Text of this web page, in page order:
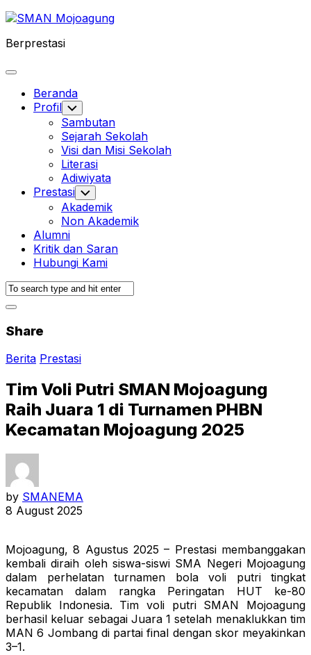
Skip
content
Berprestasi
Expand
Beranda
Profil Toggle
Child
Menu
Sambutan
Sejarah Sekolah
Visi dan Misi Sekolah
Literasi
Adiwiyata
Prestasi Toggle
Child
Menu
Akademik
Non Akademik
Alumni
Kritik dan Saran
Hubungi Kami
Share
Berita Prestasi
Tim Voli Putri SMAN Mojoagung
Raih Juara 1 di Turnamen PHBN
Kecamatan Mojoagung 2025
by SMANEMA
8 August 2025
Mojoagung, 8 Agustus 2025 – Prestasi membanggakan
kembali diraih oleh siswa-siswi SMA Negeri Mojoagung
dalam perhelatan turnamen bola voli putri tingkat
kecamatan dalam rangka Peringatan HUT ke-80
Republik Indonesia. Tim voli putri SMAN Mojoagung
berhasil keluar sebagai Juara 1 setelah menaklukkan tim
MAN 6 Jombang di partai final dengan skor meyakinkan
3–1.